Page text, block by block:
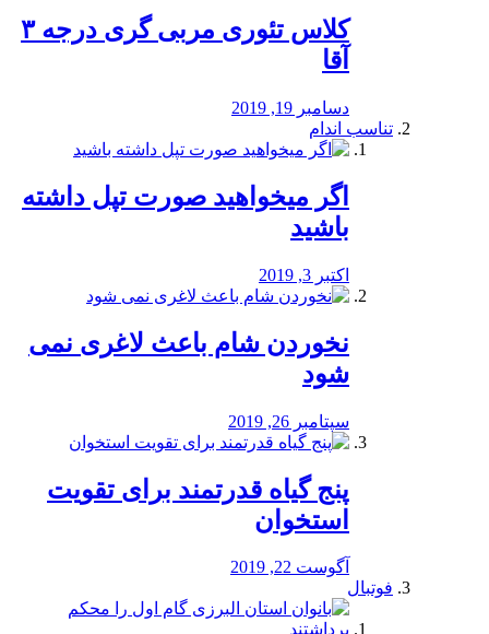
کلاس تئوری مربی گری درجه ۳
آقا
دسامبر 19, 2019
تناسب اندام
اگر میخواهید صورت تپل داشته
باشید
اکتبر 3, 2019
نخوردن شام باعث لاغری نمی
‌شود
سپتامبر 26, 2019
پنج گیاه قدرتمند برای تقویت
استخوان
آگوست 22, 2019
فوتبال